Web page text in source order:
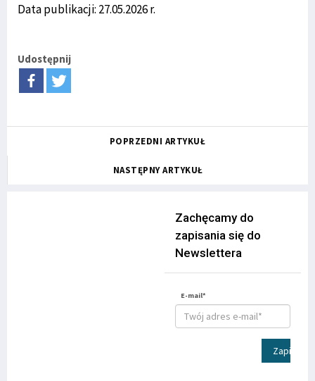
Data publikacji: 27.05.2026 r.
Udostępnij
POPRZEDNI ARTYKUŁ
NASTĘPNY ARTYKUŁ
Zachęcamy do
zapisania się do
Newslettera
E-mail*
Zapisz